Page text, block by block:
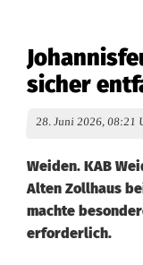
sicher
28. Juni 2026, 08:21
Weiden. KAB
Alten Zollhaus
machte
erforderlich.